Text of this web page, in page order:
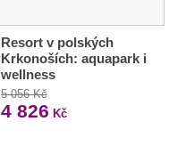
Resort v polských
Krkonoších: aquapark i
wellness
5 056 Kč
4 826 Kč